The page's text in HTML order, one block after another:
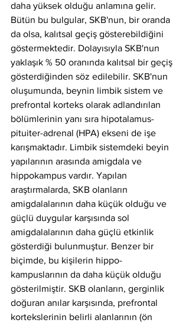
daha yüksek olduğu anlamına gelir.
Bütün bu bulgular, SKB'nun, bir oranda
da olsa, kalıtsal geçiş gösterebildiğini
göstermektedir. Dolayısıyla SKB'nun
yaklaşık % 50 oranında kalıtsal bir geçiş
gösterdiğinden söz edilebilir. SKB'nun
oluşumunda, beynin limbik sistem ve
prefrontal korteks olarak adlandırılan
bölümlerinin yanı sıra hipotalamus-
pituiter-adrenal (HPA) ekseni de işe
karışmaktadır. Limbik sistemdeki beyin
yapılarının arasında amigdala ve
hippokampus vardır. Yapılan
araştırmalarda, SKB olanların
amigdalalarının daha küçük olduğu ve
güçlü duygular karşısında sol
amigdalalarının daha güçlü etkinlik
gösterdiği bulunmuştur. Benzer bir
biçimde, bu kişilerin hippo-
kampuslarının da daha küçük olduğu
gösterilmiştir. SKB olanların, gerginlik
doğuran anılar karşısında, prefrontal
kortekslerinin belirli alanlarının (ön